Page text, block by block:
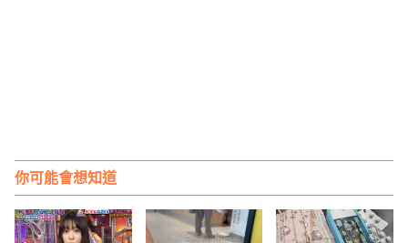
你可能會想知道